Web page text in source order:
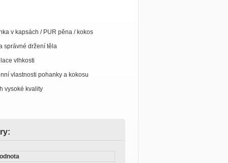
v kapsách / PUR pěna / kokos
správné držení těla
vlhkosti
vlastnosti pohanky a kokosu
vysoké kvality